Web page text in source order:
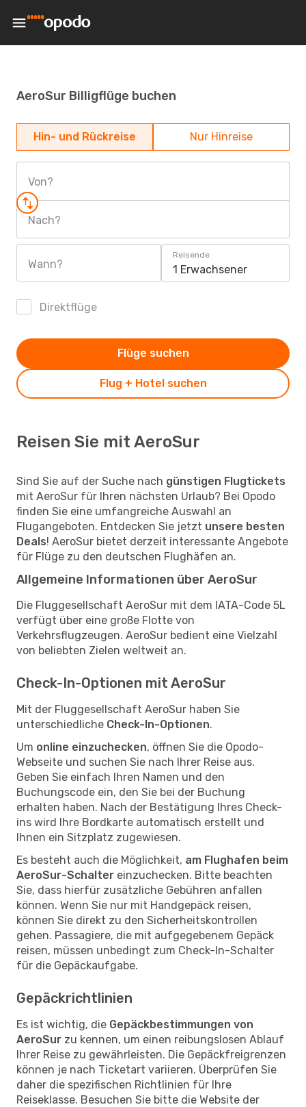
AeroSur Billigflüge buchen
Hin- und Rückreise Nur Hinreise
Von?
Nach?
Wann?
Reisende
1 Erwachsener
Direktflüge
Flug + Hotel suchen
Flüge suchen
Reisen Sie mit AeroSur
Sind Sie auf der Suche nach günstigen Flugtickets
mit AeroSur für Ihren nächsten Urlaub? Bei Opodo
finden Sie eine umfangreiche Auswahl an
Flugangeboten. Entdecken Sie jetzt unsere besten
Deals! AeroSur bietet derzeit interessante Angebote
für Flüge zu den deutschen Flughäfen an.
Allgemeine Informationen über AeroSur
Die Fluggesellschaft AeroSur mit dem IATA-Code 5L
verfügt über eine große Flotte von
Verkehrsflugzeugen. AeroSur bedient eine Vielzahl
von beliebten Zielen weltweit an.
Check-In-Optionen mit AeroSur
Mit der Fluggesellschaft AeroSur haben Sie
unterschiedliche Check-In-Optionen.
Um online einzuchecken, öffnen Sie die Opodo-
Webseite und suchen Sie nach Ihrer Reise aus.
Geben Sie einfach Ihren Namen und den
Buchungscode ein, den Sie bei der Buchung
erhalten haben. Nach der Bestätigung Ihres Check-
ins wird Ihre Bordkarte automatisch erstellt und
Ihnen ein Sitzplatz zugewiesen.
Es besteht auch die Möglichkeit, am Flughafen beim
AeroSur-Schalter einzuchecken. Bitte beachten
Sie, dass hierfür zusätzliche Gebühren anfallen
können. Wenn Sie nur mit Handgepäck reisen,
können Sie direkt zu den Sicherheitskontrollen
gehen. Passagiere, die mit aufgegebenem Gepäck
reisen, müssen unbedingt zum Check-In-Schalter
für die Gepäckaufgabe.
Gepäckrichtlinien
Es ist wichtig, die Gepäckbestimmungen von
AeroSur zu kennen, um einen reibungslosen Ablauf
Ihrer Reise zu gewährleisten. Die Gepäckfreigrenzen
können je nach Ticketart variieren. Überprüfen Sie
daher die spezifischen Richtlinien für Ihre
Reiseklasse. Besuchen Sie bitte die Website der